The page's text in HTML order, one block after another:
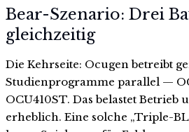
Bear-Szenario: Drei
gleichzeitig
Die Kehrseite: Ocugen betreibt
Studienprogramme parallel —
OCU410ST. Das belastet Betrieb
erheblich. Eine solche „Triple-